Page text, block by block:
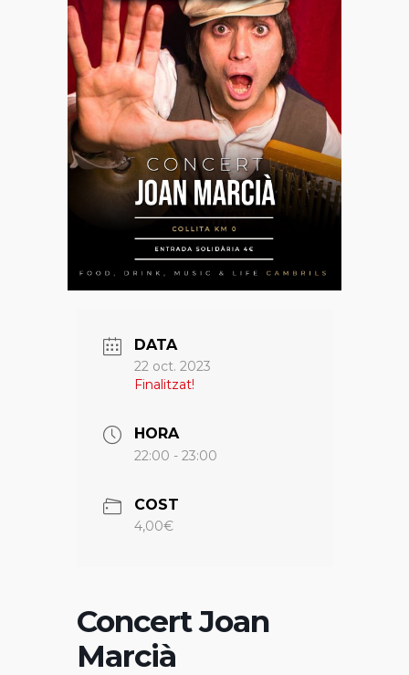
DATA
22 oct. 2023
Finalitzat!
HORA
22:00 - 23:00
COST
4,00€
Concert Joan
Marcià